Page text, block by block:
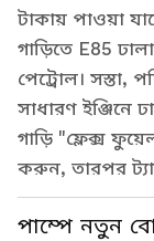
টাকায় পাওয়া
গাড়িতে E85
পেট্রোল। সস্তা,
সাধারণ ইঞ্জিনে
গাড়ি "ফ্লেক্স
করুন, তারপর
পাম্পে নতুন